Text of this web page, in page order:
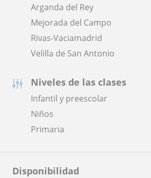
Arganda del Rey
Mejorada del Campo
Rivas-Vaciamadrid
Velilla de San Antonio
Niveles de las clases
Infantil y preescolar
Niños
Primaria
Disponibilidad